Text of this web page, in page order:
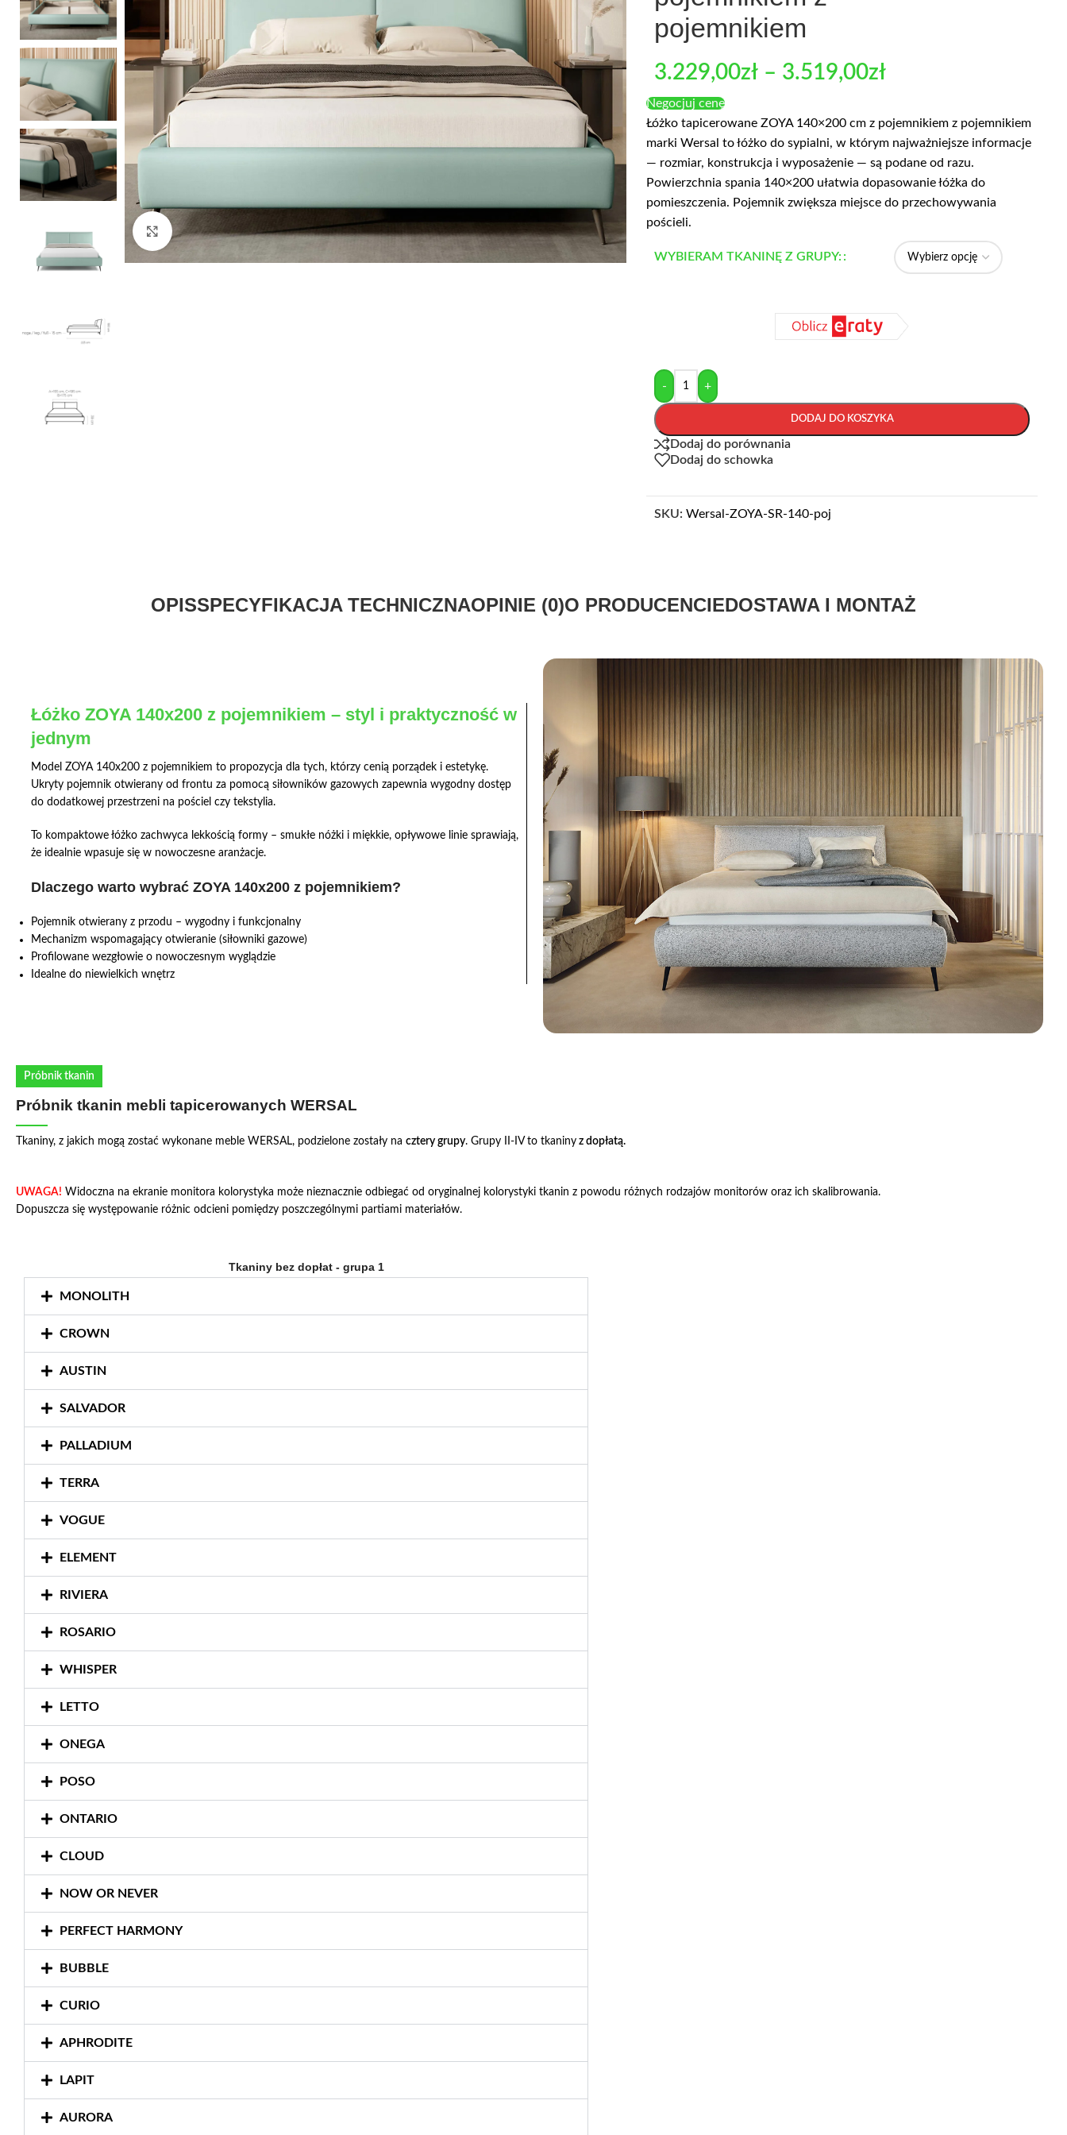
Zobacz duże zdjęcie
pojemnikiem
3.229,00zł – 3.519,00zł
Negocjuj cenę
Łóżko tapicerowane ZOYA 140×200 cm z pojemnikiem z pojemnikiem
marki Wersal to łóżko do sypialni, w którym najważniejsze informacje
— rozmiar, konstrukcja i wyposażenie — są podane od razu.
Powierzchnia spania 140×200 ułatwia dopasowanie łóżka do
pomieszczenia. Pojemnik zwiększa miejsce do przechowywania
pościeli.
WYBIERAM TKANINĘ Z GRUPY:
- +
DODAJ DO KOSZYKA
Dodaj do porównania
Dodaj do schowka
SKU:Wersal-ZOYA-SR-140-poj
OPISSPECYFIKACJA TECHNICZNAOPINIE (0)O PRODUCENCIEDOSTAWA I MONTAŻ
Łóżko ZOYA 140x200 z pojemnikiem – styl i praktyczność w
jednym
Model ZOYA 140x200 z pojemnikiem to propozycja dla tych, którzy cenią porządek i estetykę.
Ukryty pojemnik otwierany od frontu za pomocą siłowników gazowych zapewnia wygodny dostęp
do dodatkowej przestrzeni na pościel czy tekstylia.
To kompaktowe łóżko zachwyca lekkością formy – smukłe nóżki i miękkie, opływowe linie sprawiają,
że idealnie wpasuje się w nowoczesne aranżacje.
Dlaczego warto wybrać ZOYA 140x200 z pojemnikiem?
Pojemnik otwierany z przodu – wygodny i funkcjonalny
Mechanizm wspomagający otwieranie (siłowniki gazowe)
Profilowane wezgłowie o nowoczesnym wyglądzie
Idealne do niewielkich wnętrz
Próbnik tkanin
Próbnik tkanin mebli tapicerowanych WERSAL
Tkaniny, z jakich mogą zostać wykonane meble WERSAL, podzielone zostały na cztery grupy. Grupy II-IV to tkaniny z dopłatą.
UWAGA! Widoczna na ekranie monitora kolorystyka może nieznacznie odbiegać od oryginalnej kolorystyki tkanin z powodu różnych rodzajów monitorów oraz ich skalibrowania.
Dopuszcza się występowanie różnic odcieni pomiędzy poszczególnymi partiami materiałów.
Tkaniny bez dopłat - grupa 1
MONOLITH
CROWN
AUSTIN
SALVADOR
PALLADIUM
TERRA
VOGUE
ELEMENT
RIVIERA
ROSARIO
WHISPER
LETTO
ONEGA
POSO
ONTARIO
CLOUD
NOW OR NEVER
PERFECT HARMONY
BUBBLE
CURIO
APHRODITE
LAPIT
AURORA